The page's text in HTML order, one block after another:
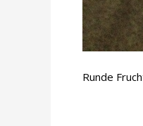
Runde